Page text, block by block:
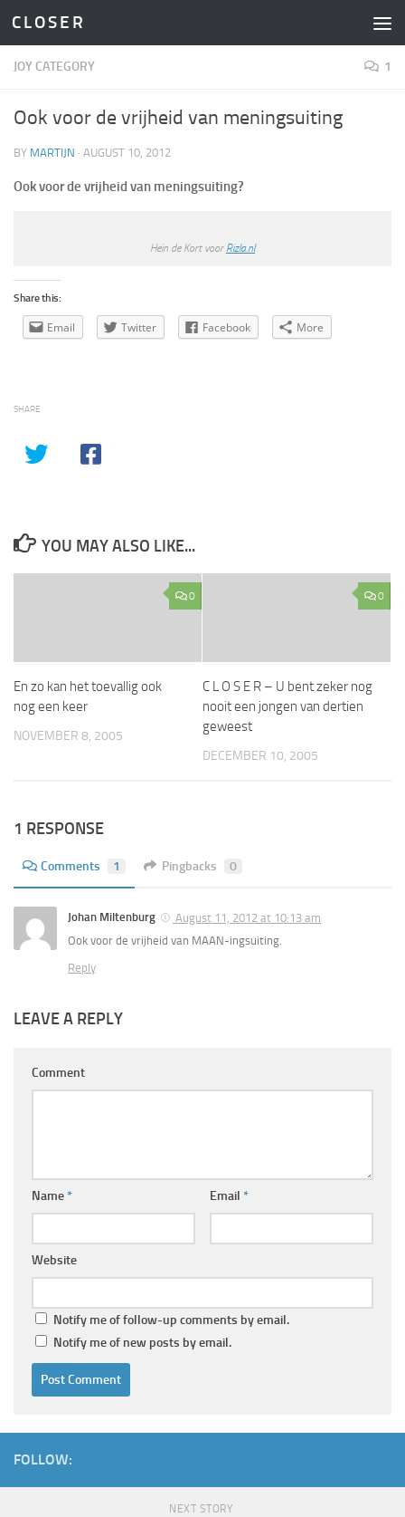
Skip to content
C L O S E R
JOY CATEGORY 1
Ook voor de vrijheid van meningsuiting
BY MARTIJN · AUGUST 10, 2012
Ook voor de vrijheid van meningsuiting?
Hein de Kort voor Rizla.nl
Share this:
Email Twitter Facebook More
SHARE
YOU MAY ALSO LIKE...
0
En zo kan het toevallig ook
nog een keer
NOVEMBER 8, 2005
0
C L O S E R – U bent zeker nog
nooit een jongen van dertien
geweest
DECEMBER 10, 2005
1 RESPONSE
Comments 1 Pingbacks 0
Johan Miltenburg
August 11, 2012 at 10:13 am
Ook voor de vrijheid van MAAN-ingsuiting.
Reply
LEAVE A REPLY
Comment
Name* Email *
Website
Notify me of follow-up comments by email.
Notify me of new posts by email.
FOLLOW:
NEXT STORY